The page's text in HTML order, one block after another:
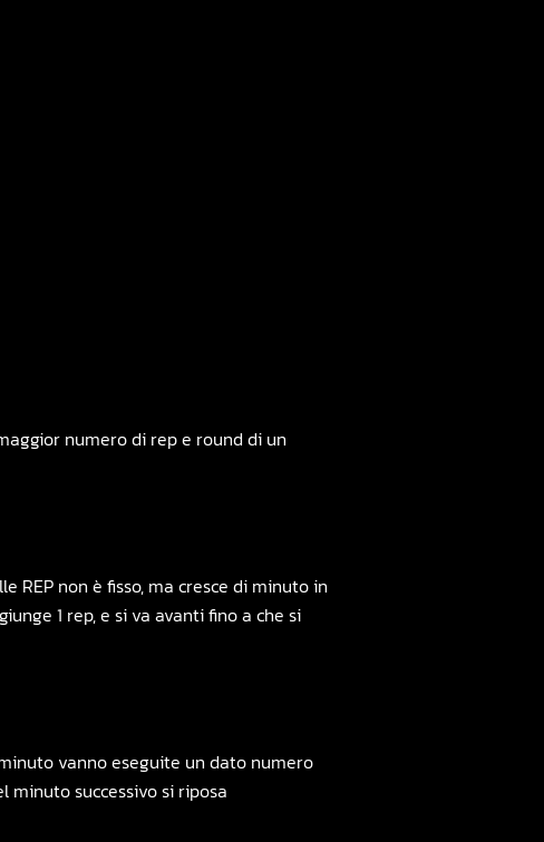
numero di rep e round di un
REP non è fisso, ma cresce di minuto in
1 rep, e si va avanti fino a che si
vanno eseguite un dato numero
minuto successivo si riposa